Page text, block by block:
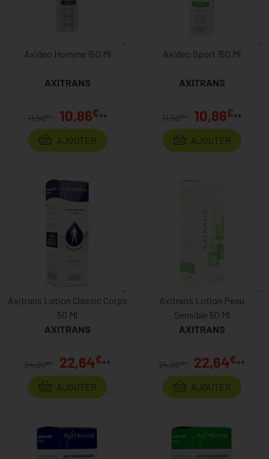
Axideo Homme 150 Ml
AXITRANS
11,50€ * 10,86€**
AJOUTER
Axideo Sport 150 Ml
AXITRANS
11,50€ * 10,86€**
AJOUTER
Axitrans Lotion Classic Corps
50 Ml
AXITRANS
24,00€* 22,64€**
AJOUTER
Axitrans Lotion Peau
Sensible 50 Ml
AXITRANS
24,00€* 22,64€**
AJOUTER